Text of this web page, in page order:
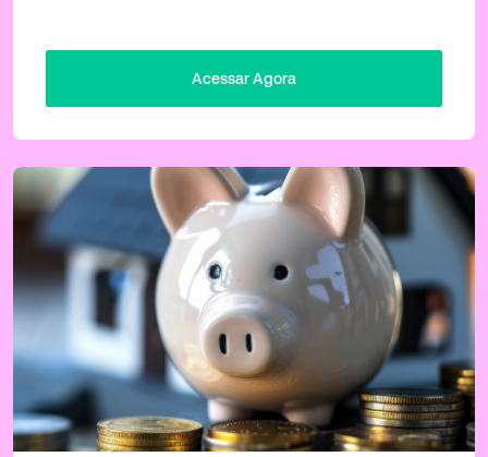
Acessar Agora
Imóveis ou Renda Fixa?